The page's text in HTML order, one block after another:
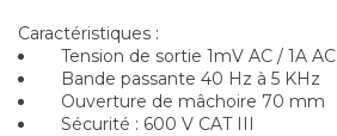
Caractéristiques :
Tension de sortie 1mV AC / 1A AC
Bande passante 40 Hz à 5 KHz
Ouverture de mâchoire 70 mm
Sécurité : 600 V CAT III